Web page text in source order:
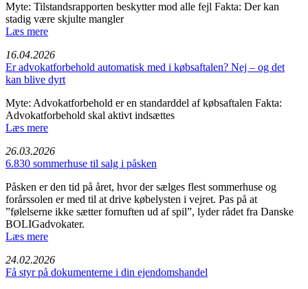
Myte: Tilstandsrapporten beskytter mod alle fejl Fakta: Der kan
stadig være skjulte mangler
Læs mere
16.04.2026
Er advokatforbehold automatisk med i købsaftalen? Nej – og det
kan blive dyrt
Myte: Advokatforbehold er en standarddel af købsaftalen Fakta:
Advokatforbehold skal aktivt indsættes
Læs mere
26.03.2026
6.830 sommerhuse til salg i påsken
Påsken er den tid på året, hvor der sælges flest sommerhuse og
forårssolen er med til at drive købelysten i vejret. Pas på at
”følelserne ikke sætter fornuften ud af spil”, lyder rådet fra Danske
BOLIGadvokater.
Læs mere
24.02.2026
Få styr på dokumenterne i din ejendomshandel